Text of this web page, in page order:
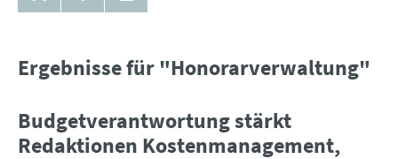
Ergebnisse für "Honorarverwaltung"
Budgetverantwortung stärkt
Redaktionen Kostenmanagement,